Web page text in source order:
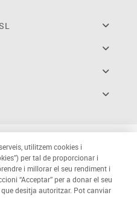
utilitzem cookies i
per tal de proporcionar i
i millorar el seu rendiment i
“Acceptar” per a donar el seu
desitja autoritzar. Pot canviar